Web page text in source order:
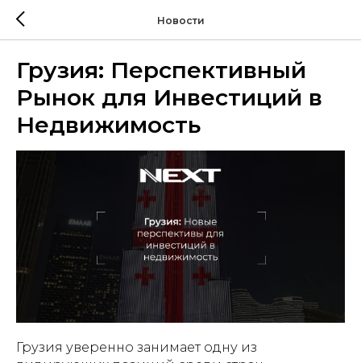
Новости
Грузия: Перспективный
Рынок для Инвестиций в
Недвижимость
Грузия уверенно занимает одну из